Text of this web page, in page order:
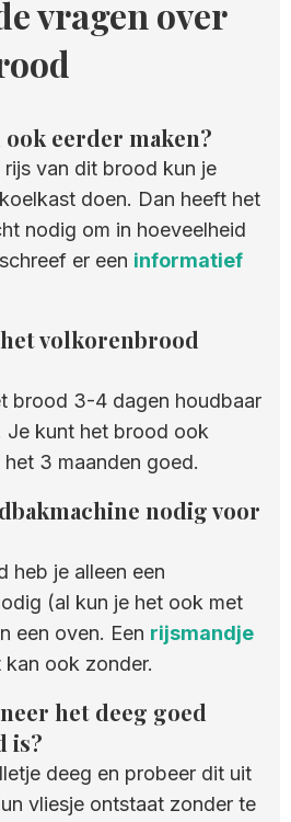
vragen over
eerder maken?
van dit brood kun je
doen. Dan heeft het
nodig om in hoeveelheid
er een informatief
volkorenbrood
brood 3-4 dagen houdbaar
Je kunt het brood ook
3 maanden goed.
nodig voor
heb je alleen een
(al kun je het ook met
een oven. Een rijsmandje
kan ook zonder.
het deeg goed
is?
deeg en probeer dit uit
vliesje ontstaat zonder te